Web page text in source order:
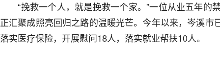
“挽救一个人，就是挽救一个家。”一位从业五年的
正汇聚成照亮回归之路的温暖光芒。今年以来，岑溪
落实医疗保险，开展慰问18人，落实就业帮扶10人。